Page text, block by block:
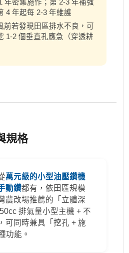
年密集施作；第 2-3 年補強
4 年起每 2-3 年維護
前若發現田區排水不良，可
1-2 個垂直孔應急（穿透耕
規格
萬元級的小型油壓鑽機
動鑽都有，依田區規模
農改場推薦的「立體深
排氣量小型主機 + 不
可同時兼具「挖孔 + 施
功能。